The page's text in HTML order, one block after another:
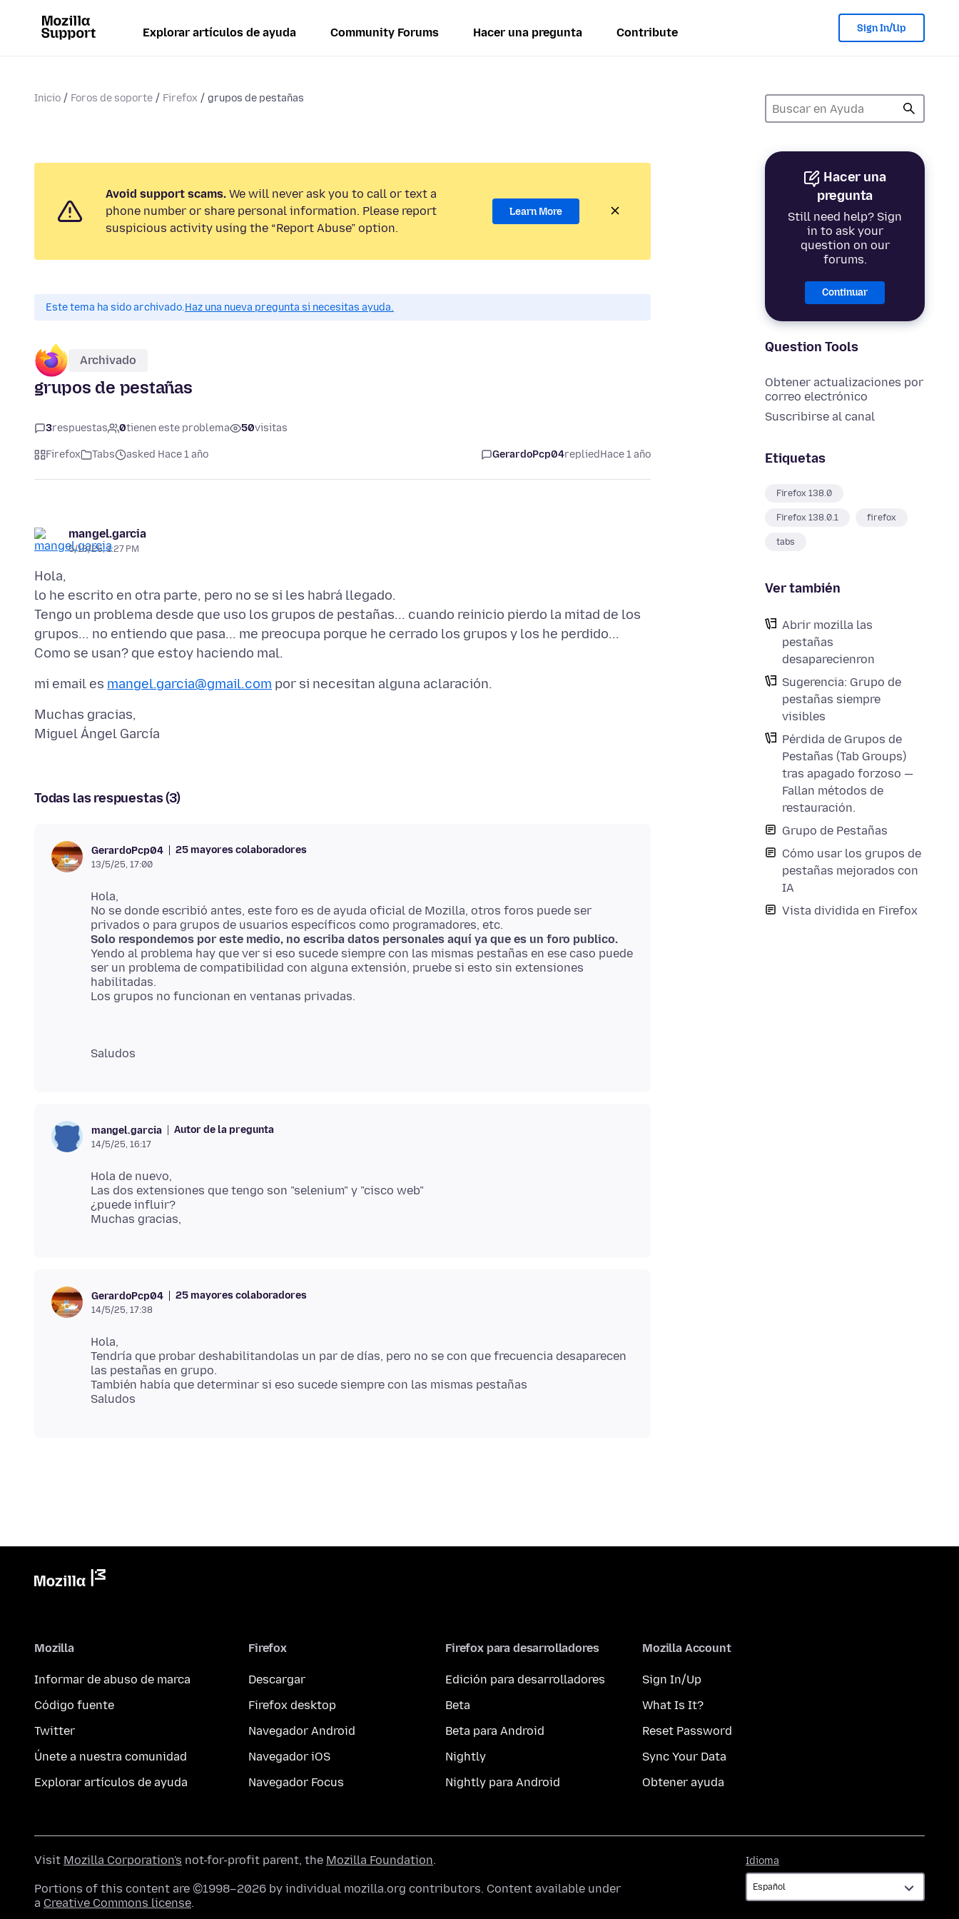
Explorar artículos de ayuda Community Forums Hacer una pregunta Contribute Sign In/Up
Inicio Foros de soporte Firefox grupos de pestañas
Hacer una
pregunta
Still need help? Sign
in to ask your
question on our
forums.
Continuar
Question Tools
Obtener actualizaciones por
correo electrónico
Suscribirse al canal
Etiquetas
Firefox 138.0
Firefox 138.0.1 firefox
tabs
Ver también
Abrir mozilla las
pestañas
desaparecienron
Sugerencia: Grupo de
pestañas siempre
visibles
Pérdida de Grupos de
Pestañas (Tab Groups)
tras apagado forzoso —
Fallan métodos de
restauración.
Grupo de Pestañas
Cómo usar los grupos de
pestañas mejorados con
IA
Vista dividida en Firefox
Avoid support scams. We will never ask you to call or text a
phone number or share personal information. Please report
suspicious activity using the “Report Abuse” option.
Learn More
Este tema ha sido archivado.Haz una nueva pregunta si necesitas ayuda.
Archivado
grupos de pestañas
3respuestas 0tienen este problema 50visitas
Firefox Tabs asked Hace 1 año GerardoPcp04repliedHace 1 año
mangel.garcia
5/13/25, 1:27 PM
Hola,
lo he escrito en otra parte, pero no se si les habrá llegado.
Tengo un problema desde que uso los grupos de pestañas... cuando reinicio pierdo la mitad de los
grupos... no entiendo que pasa... me preocupa porque he cerrado los grupos y los he perdido...
mi email es mangel.garcia@gmail.com
Muchas gracias,
Todas las respuestas (3)
GerardoPcp04 25 mayores colaboradores
13/5/25, 17:00
Hola,
No se donde escribió antes, este foro es de ayuda oficial de Mozilla, otros foros puede ser
Solo respondemos por este medio, no escriba datos personales aquí ya que es un foro publico.
Yendo al problema hay que ver si eso sucede siempre con las mismas pestañas en ese caso puede
ser un problema de compatibilidad con alguna extensión, pruebe si esto sin extensiones
habilitadas.
mangel.garcia Autor de la pregunta
14/5/25, 16:17
Hola de nuevo,
Las dos extensiones que tengo son "selenium" y "cisco web"
¿puede influir?
GerardoPcp04 25 mayores colaboradores
14/5/25, 17:38
Hola,
Tendría que probar deshabilitandolas un par de días, pero no se con que frecuencia desaparecen
las pestañas en grupo.
También había que determinar si eso sucede siempre con las mismas pestañas
Mozilla
Informar de abuso de marca
Código fuente
Twitter
Únete a nuestra comunidad
Explorar artículos de ayuda
Firefox
Descargar
Firefox desktop
Navegador Android
Navegador iOS
Navegador Focus
Firefox para desarrolladores
Edición para desarrolladores
Beta
Beta para Android
Nightly
Nightly para Android
Mozilla Account
Sign In/Up
What Is It?
Reset Password
Sync Your Data
Obtener ayuda
Idioma
Visit Mozilla Corporation's not-for-profit parent, the Mozilla Foundation.
Portions of this content are ©1998–2026 by individual mozilla.org contributors. Content available under
a Creative Commons license.